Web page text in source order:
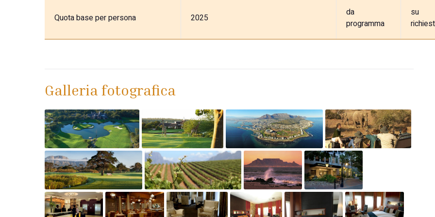
Quota base per persona 2025
da
programma
su
Galleria fotografica